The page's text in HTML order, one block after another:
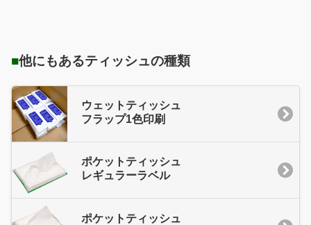
■他にもあるティッシュの種類
ウェットティッシュ
フラップ1色印刷
ポケットティッシュ
レギュラーラベル
ポケットティッシュ